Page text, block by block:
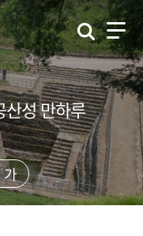
산성 만하루
가